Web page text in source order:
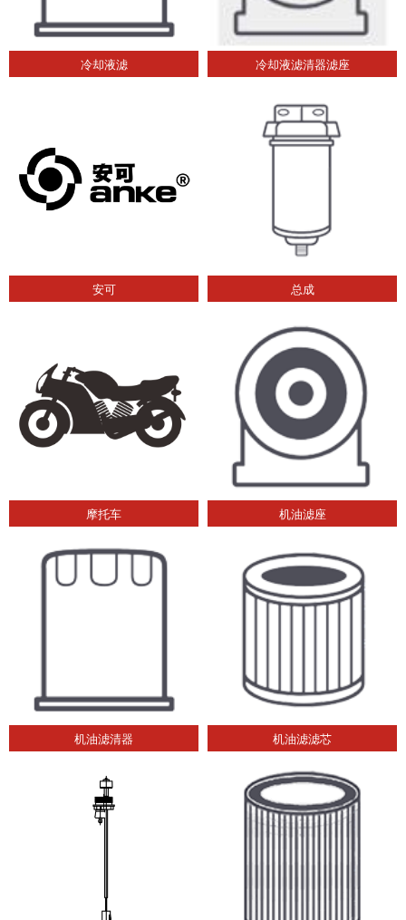
冷却液滤 冷却液滤清器滤座
安可 总成
摩托车 机油滤座
机油滤清器 机油滤滤芯